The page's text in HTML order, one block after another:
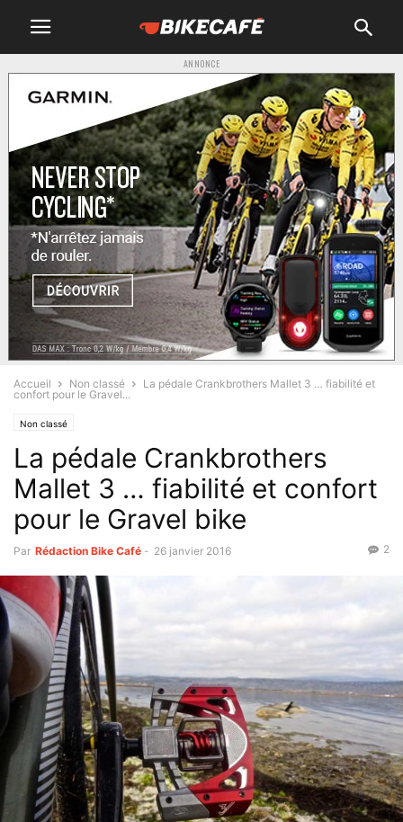
ANNONCE
Accueil Non classé
La pédale Crankbrothers Mallet 3 … fiabilité et
confort pour le Gravel...
Non classé
La pédale Crankbrothers
Mallet 3 … fiabilité et confort
pour le Gravel bike
Par Rédaction Bike Café - 26 janvier 2016 2